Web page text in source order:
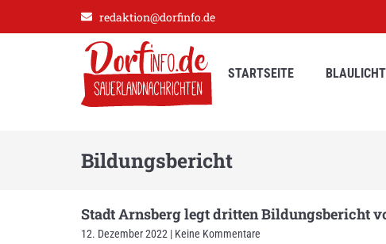
redaktion@dorfinfo.de
STARTSEITE BLAULICHT
Bildungsbericht
Stadt Arnsberg legt dritten Bildungsbericht
12. Dezember 2022 Keine Kommentare